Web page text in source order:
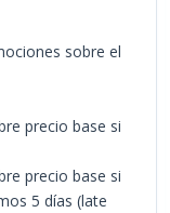
sobre el
precio base si
precio base si
5 días (late